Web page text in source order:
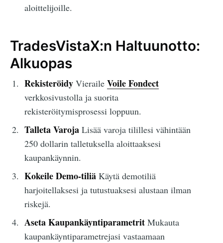
aloittelijoille.
TradesVistaX:n Haltuunotto:
Alkuopas
RekisteröidyVieraile Voile Fondect
verkkosivustolla ja suorita
rekisteröitymisprosessi loppuun.
Talleta VarojaLisää varoja tilillesi vähintään
250 dollarin talletuksella aloittaaksesi
kaupankäynnin.
Kokeile Demo-tiliäKäytä demotiliä
harjoitellaksesi ja tutustuaksesi alustaan ilman
riskejä.
Aseta KaupankäyntiparametritMukauta
kaupankäyntiparametrejasi vastaamaan